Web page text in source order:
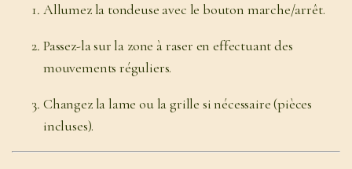
Allumez la tondeuse avec le bouton marche/arrêt.
Passez-la sur la zone à raser en effectuant des
mouvements réguliers.
Changez la lame ou la grille si nécessaire (pièces
incluses).